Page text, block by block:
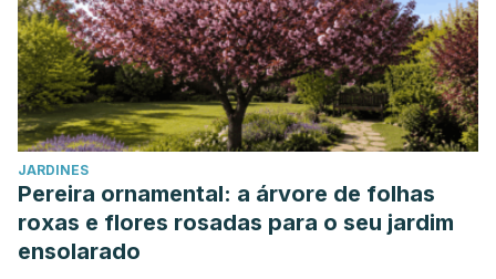
JARDINES
Pereira ornamental: a árvore de folhas
roxas e flores rosadas para o seu jardim
ensolarado